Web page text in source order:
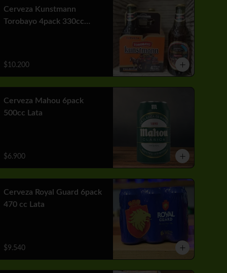
Cerveza Kunstmann
Torobayo 4pack 330cc
$10.200
Cerveza Mahou 6pack
500cc Lata
$6.900
Cerveza Royal Guard 6pack
470 cc Lata
$9.540